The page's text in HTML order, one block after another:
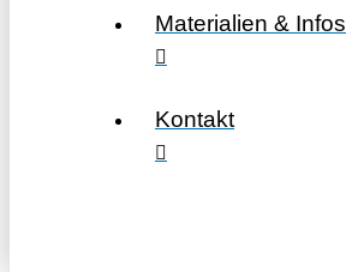
Materialien & Infos
Kontakt